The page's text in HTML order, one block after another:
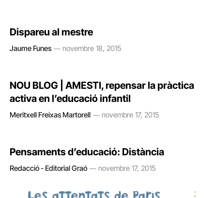
Dispareu al mestre
Jaume Funes novembre 18, 2015
NOU BLOG | AMESTI, repensar la pràctica
activa en l’educació infantil
Meritxell Freixas Martorell novembre 17, 2015
Pensaments d’educació: Distància
Redacció - Editorial Graó novembre 17, 2015